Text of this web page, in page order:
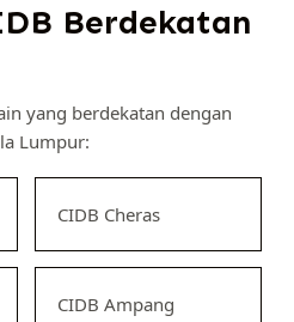
Berdekatan
yang berdekatan dengan
Lumpur:
CIDB Cheras
CIDB Ampang